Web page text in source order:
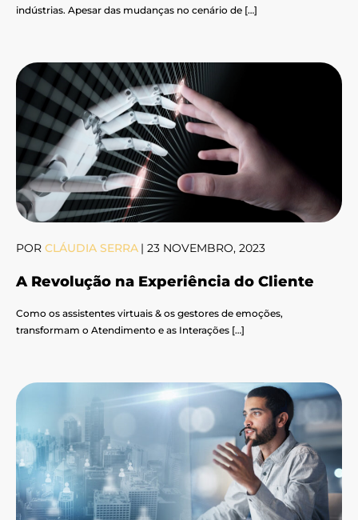
indústrias. Apesar das mudanças no cenário de […]
POR CLÁUDIA SERRA | 23 NOVEMBRO, 2023
A Revolução na Experiência do Cliente
Como os assistentes virtuais & os gestores de emoções,
transformam o Atendimento e as Interações […]